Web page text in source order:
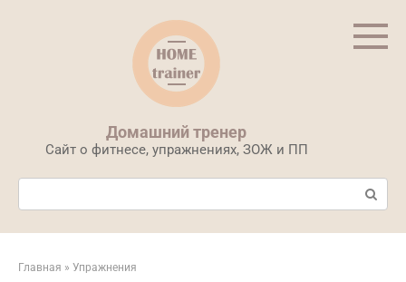
Домашний тренер
Сайт о фитнесе, упражнениях, ЗОЖ и ПП
Поиск:
Главная » Упражнения